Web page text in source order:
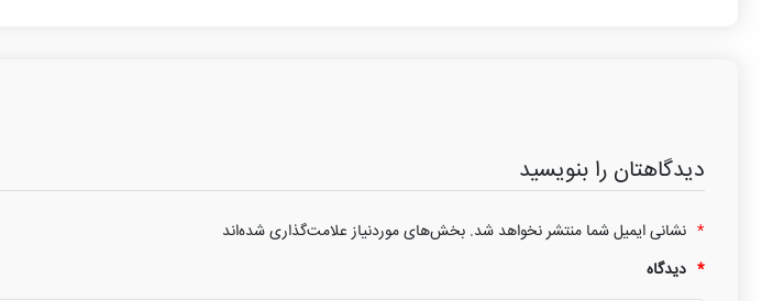
دیدگاهتان را بنویسید
نشانی ایمیل شما منتشر نخواهد شد. بخش‌های موردنیاز علامت‌گذاری شده‌اند
*
دیدگاه *